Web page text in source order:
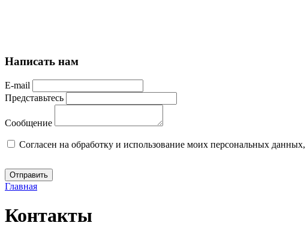
Написать нам
E-mail
Представьтесь
Сообщение
Cогласен на обработку и использование моих персональных данных,
Отправить
Главная
Контакты